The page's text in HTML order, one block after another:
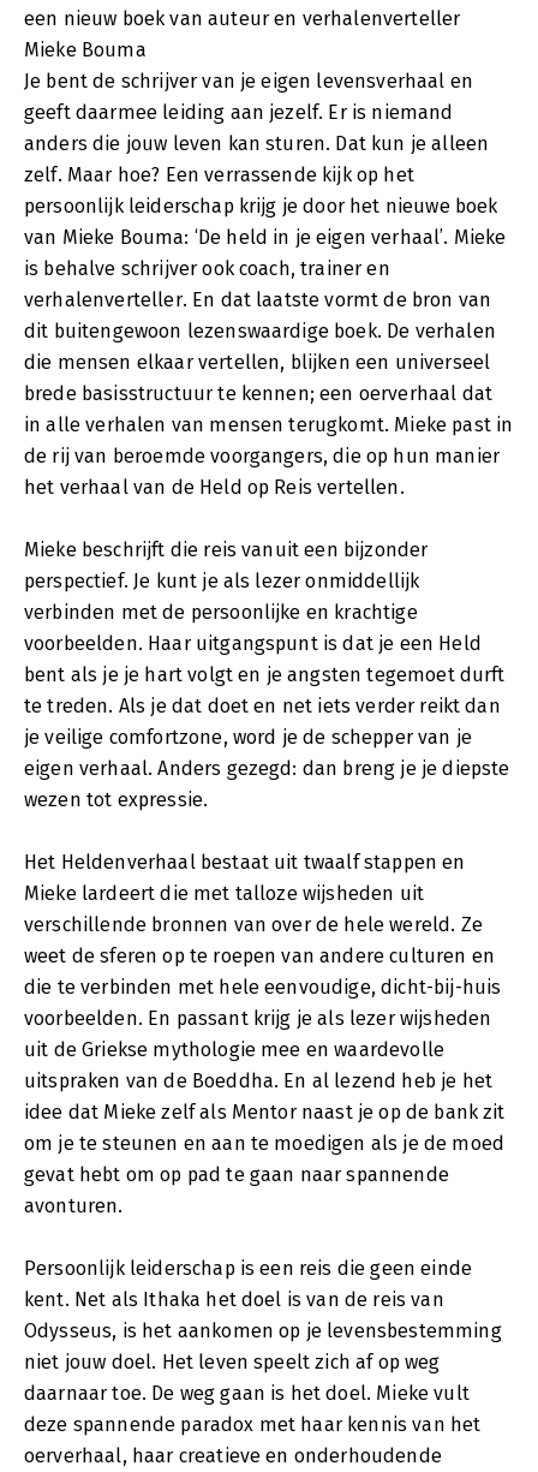
een nieuw boek van auteur en verhalenverteller
Mieke Bouma
Je bent de schrijver van je eigen levensverhaal en
geeft daarmee leiding aan jezelf. Er is niemand
anders die jouw leven kan sturen. Dat kun je alleen
zelf. Maar hoe? Een verrassende kijk op het
persoonlijk leiderschap krijg je door het nieuwe boek
van Mieke Bouma: ‘De held in je eigen verhaal’. Mieke
is behalve schrijver ook coach, trainer en
verhalenverteller. En dat laatste vormt de bron van
dit buitengewoon lezenswaardige boek. De verhalen
die mensen elkaar vertellen, blijken een universeel
brede basisstructuur te kennen; een oerverhaal dat
in alle verhalen van mensen terugkomt. Mieke past in
de rij van beroemde voorgangers, die op hun manier
het verhaal van de Held op Reis vertellen.
Mieke beschrijft die reis vanuit een bijzonder
perspectief. Je kunt je als lezer onmiddellijk
verbinden met de persoonlijke en krachtige
voorbeelden. Haar uitgangspunt is dat je een Held
bent als je je hart volgt en je angsten tegemoet durft
te treden. Als je dat doet en net iets verder reikt dan
je veilige comfortzone, word je de schepper van je
eigen verhaal. Anders gezegd: dan breng je je diepste
wezen tot expressie.
Het Heldenverhaal bestaat uit twaalf stappen en
Mieke lardeert die met talloze wijsheden uit
verschillende bronnen van over de hele wereld. Ze
weet de sferen op te roepen van andere culturen en
die te verbinden met hele eenvoudige, dicht-bij-huis
voorbeelden. En passant krijg je als lezer wijsheden
uit de Griekse mythologie mee en waardevolle
uitspraken van de Boeddha. En al lezend heb je het
idee dat Mieke zelf als Mentor naast je op de bank zit
om je te steunen en aan te moedigen als je de moed
gevat hebt om op pad te gaan naar spannende
avonturen.
Persoonlijk leiderschap is een reis die geen einde
kent. Net als Ithaka het doel is van de reis van
Odysseus, is het aankomen op je levensbestemming
niet jouw doel. Het leven speelt zich af op weg
daarnaar toe. De weg gaan is het doel. Mieke vult
deze spannende paradox met haar kennis van het
oerverhaal, haar creatieve en onderhoudende